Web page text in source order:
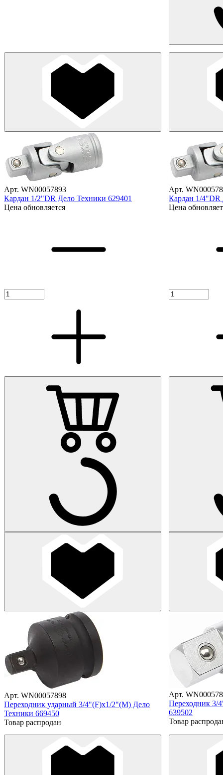
Арт. WN00057893
Кардан 1/2"DR Дело Техники 629401
Цена обновляется
Арт.
Кардан 1/4"DR
Цена
Арт. WN00057898
Переходник ударный 3/4"(F)х1/2"(М) Дело
Техники 669450
Товар распродан
Арт.
Переходник 3/
639502
Товар